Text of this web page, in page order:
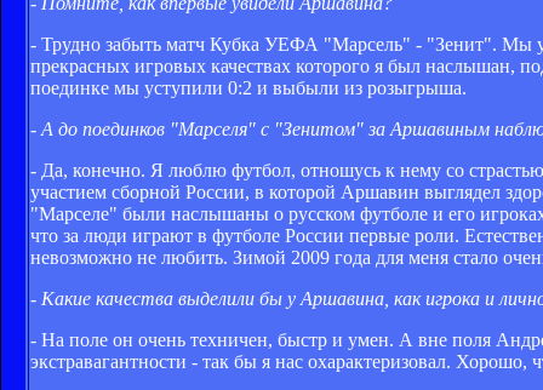
- Трудно забыть матч Кубка УЕФА "Марсель" - "Зенит". Мы
прекрасных игровых качествах которого я был наслышан,
поединке мы уступили 0:2 и выбыли из розыгрыша.
- А до поединков "Марселя" с "Зенитом" за Аршавиным
- Да, конечно. Я люблю футбол, отношусь к нему со
участием сборной России, в которой Аршавин выглядел
"Марселе" были наслышаны о русском футболе и его
что за люди играют в футболе России первые роли.
невозможно не любить. Зимой 2009 года для меня стало
- Какие качества выделили бы у Аршавина, как игрока и
- На поле он очень техничен, быстр и умен. А вне поля
экстравагантности - так бы я нас охарактеризовал. Хорошо,